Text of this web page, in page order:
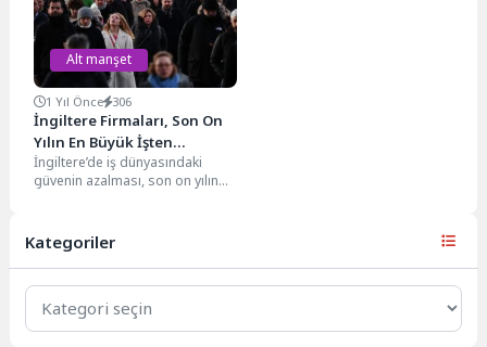
Alt manşet
1 Yıl Önce 306
İngiltere Firmaları, Son On
Yılın En Büyük İşten
Çıkarmalarını Planlıyor
İngiltere’de iş dünyasındaki
güvenin azalması, son on yılın
Kategoriler
Kategoriler